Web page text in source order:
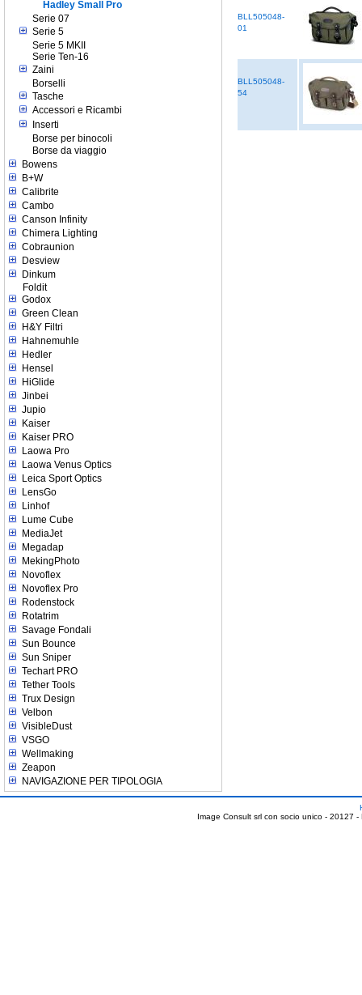
Hadley Small Pro
Serie 07
Serie 5
Serie 5 MKII
Serie Ten-16
Zaini
Borselli
Tasche
Accessori e Ricambi
Inserti
Borse per binocoli
Borse da viaggio
Bowens
B+W
Calibrite
Cambo
Canson Infinity
Chimera Lighting
Cobraunion
Desview
Dinkum
Foldit
Godox
Green Clean
H&Y Filtri
Hahnemuhle
Hedler
Hensel
HiGlide
Jinbei
Jupio
Kaiser
Kaiser PRO
Laowa Pro
Laowa Venus Optics
Leica Sport Optics
LensGo
Linhof
Lume Cube
MediaJet
Megadap
MekingPhoto
Novoflex
Novoflex Pro
Rodenstock
Rotatrim
Savage Fondali
Sun Bounce
Sun Sniper
Techart PRO
Tether Tools
Trux Design
Velbon
VisibleDust
VSGO
Wellmaking
Zeapon
NAVIGAZIONE PER TIPOLOGIA
BLL505048-
01
BLL505048-
54
Image Consult srl con socio unico - 20127